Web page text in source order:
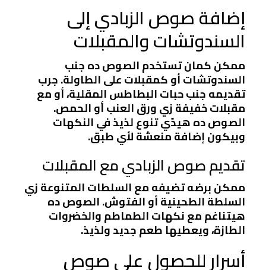
إضافة صوص الزبادي إلى
السندوتشات والمقبلات
ممكن كمان تستخدم الصوص ده جنب
السندوتشات أو كمقبلات على الطاولة. جرب
تقديمه جنب حبات البطاطس المقلية، أو مع
مقبلات خفيفة زي ورق العنب أو الحمص.
الصوص ده هيدّي تنوع لذيذ في النكهات
وبيكون إضافة منعشة لأي طبق.
تقديم صوص الزبادي مع المقبلات
ممكن برضه تضيفه مع السلطات المتنوعة زي
السلطة الطحينية أو الفتوش. الصوص ده
هيتناغم مع نكهات الطماطم والخضروات
الطازة، ويعطيها طعم جديد ولذيذ.
أسرار للحصول على صوص